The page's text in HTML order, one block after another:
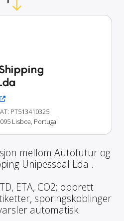
PT513410325
Lisboa, Portugal
mellom Autofutur og
Unipessoal Lda .
ETA, CO2; opprett
sporingskoblinger
automatisk.